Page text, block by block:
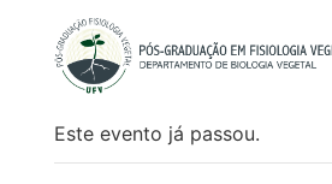
Este evento já passou.